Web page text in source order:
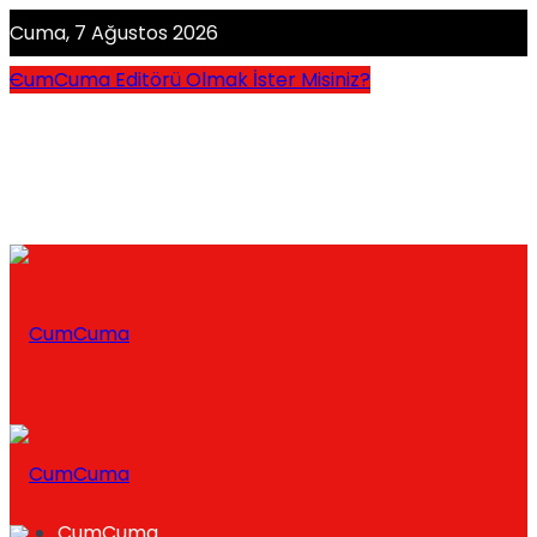
Cuma, 7 Ağustos 2026
CumCuma Editörü Olmak İster Misiniz?